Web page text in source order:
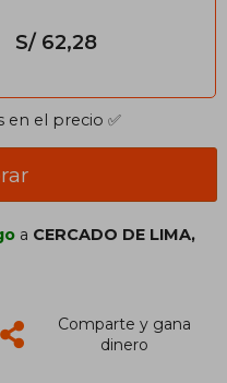
S/ 62,28
en el precio ✅
a CERCADO DE LIMA,
Comparte y gana
dinero